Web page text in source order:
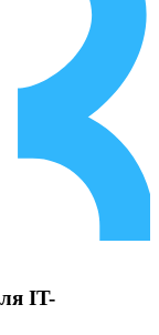
IT-